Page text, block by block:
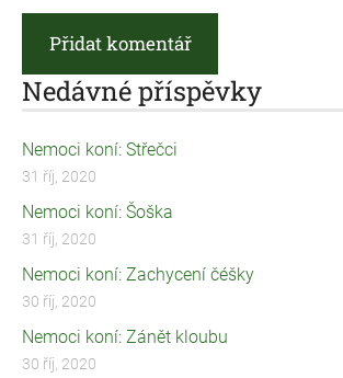
Nedávné příspěvky
Nemoci koní: Střečci
31 říj, 2020
Nemoci koní: Šoška
31 říj, 2020
Nemoci koní: Zachycení čéšky
30 říj, 2020
Nemoci koní: Zánět kloubu
30 říj, 2020